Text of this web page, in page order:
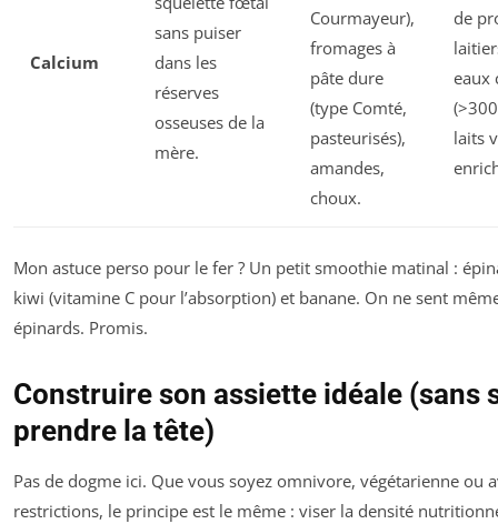
Calcium
sans puiser
dans les
réserves
osseuses de la
mère.
Courmayeur),
fromages à
pâte dure
(type Comté,
pasteurisés),
amandes,
choux.
de
eaux
laits
Mon astuce perso pour le fer ? Un petit smoothie matinal :
kiwi (vitamine C pour l’absorption) et banane. On ne sent
épinards. Promis.
Construire son assiette idéale (sans
prendre la tête)
Pas de dogme ici. Que vous soyez omnivore, végétarienne ou
restrictions, le principe est le même : viser la densité